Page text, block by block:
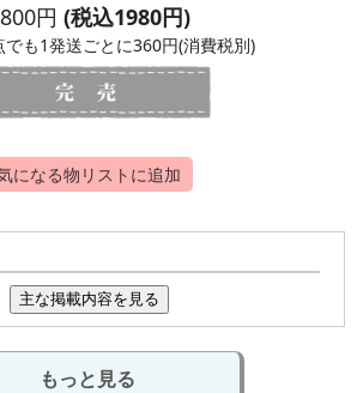
円 (税込1980円)
でも1発送ごとに360円(消費税別)
になる物リストに追加
主な掲載内容を見る
もっと見る